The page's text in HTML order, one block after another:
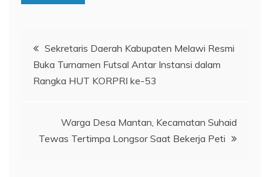
Navigasi
pos
Sekretaris Daerah Kabupaten Melawi Resmi
Buka Turnamen Futsal Antar Instansi dalam
Rangka HUT KORPRI ke-53
Warga Desa Mantan, Kecamatan Suhaid
Tewas Tertimpa Longsor Saat Bekerja Peti